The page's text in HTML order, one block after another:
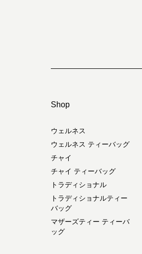
Shop
ウェルネス
ウェルネス ティーバッグ
チャイ
チャイ ティーバッグ
トラディショナル
トラディショナルティー
バッグ
マザーズティー ティーバ
ッグ